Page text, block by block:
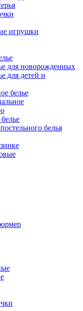
игрушки
для новорожденных
для детей и
белье
белья